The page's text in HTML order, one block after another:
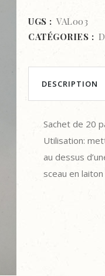
CIRE
À
ROSE
quantity
UGS : VAL003
CATÉGORIES :
DESCRIPTION
Sachet de 20
Utilisation:
au dessus
sceau en laiton